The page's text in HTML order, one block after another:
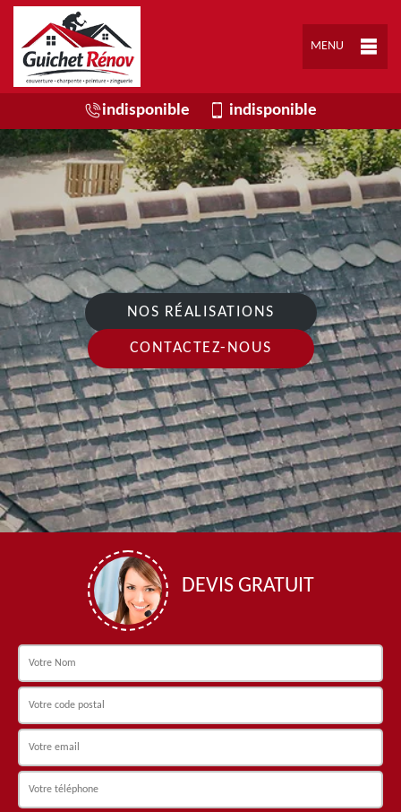
MENU
indisponible indisponible
NOS RÉALISATIONS
CONTACTEZ-NOUS
DEVIS GRATUIT